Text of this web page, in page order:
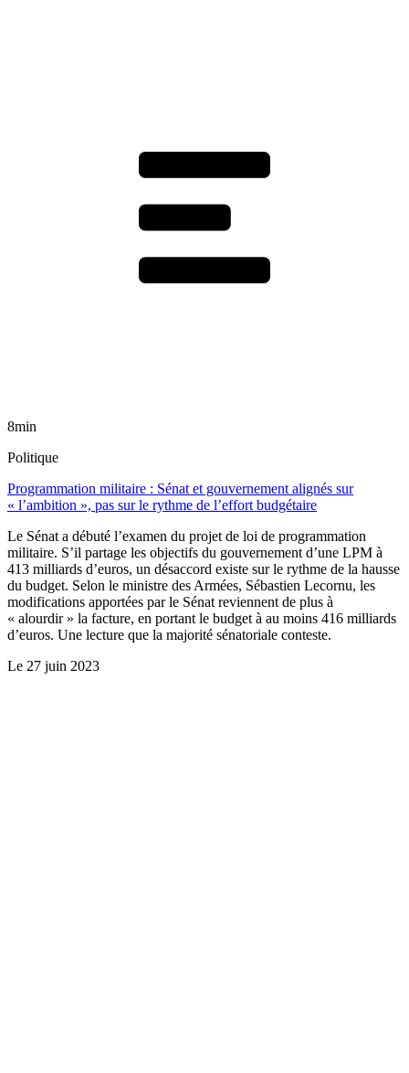
8min
Politique
Programmation militaire : Sénat et gouvernement alignés sur
« l’ambition », pas sur le rythme de l’effort budgétaire
Le Sénat a débuté l’examen du projet de loi de programmation
militaire. S’il partage les objectifs du gouvernement d’une LPM à
413 milliards d’euros, un désaccord existe sur le rythme de la hausse
du budget. Selon le ministre des Armées, Sébastien Lecornu, les
modifications apportées par le Sénat reviennent de plus à
« alourdir » la facture, en portant le budget à au moins 416 milliards
d’euros. Une lecture que la majorité sénatoriale conteste.
Le 27 juin 2023